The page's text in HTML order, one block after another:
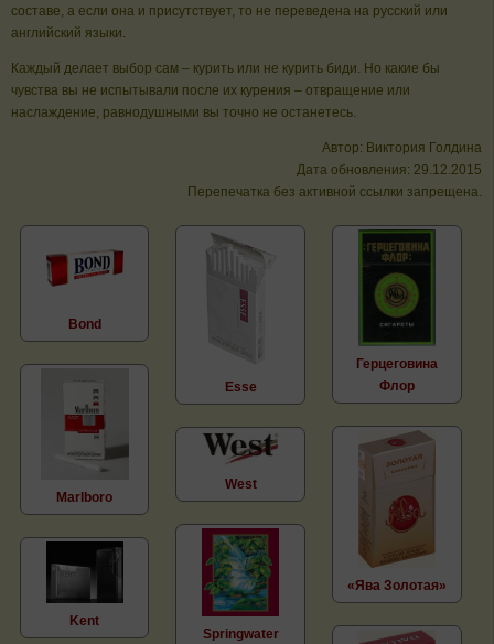
составе, а если она и присутствует, то не переведена на русский или
английский языки.
Каждый делает выбор сам – курить или не курить биди. Но какие бы
чувства вы не испытывали после их курения – отвращение или
наслаждение, равнодушными вы точно не останетесь.
Автор: Виктория Голдина
Дата обновления: 29.12.2015
Перепечатка без активной ссылки запрещена.
Bond
Marlboro
Kent
Esse
West
Springwater
Герцеговина
Флор
«Ява Золотая»